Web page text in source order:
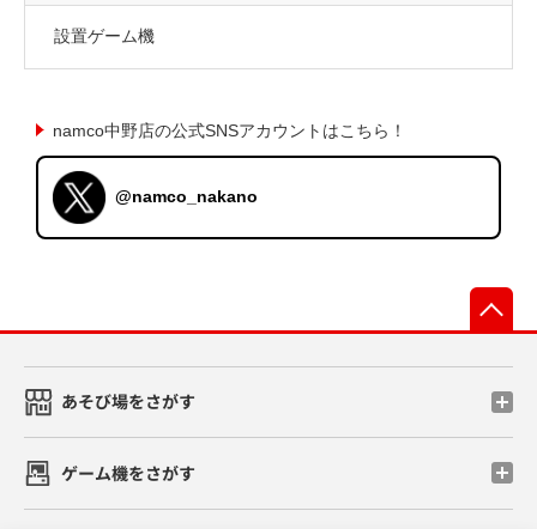
設置ゲーム機
namco中野店の公式SNSアカウントはこちら！
@namco_nakano
あそび場をさがす
ゲーム機をさがす